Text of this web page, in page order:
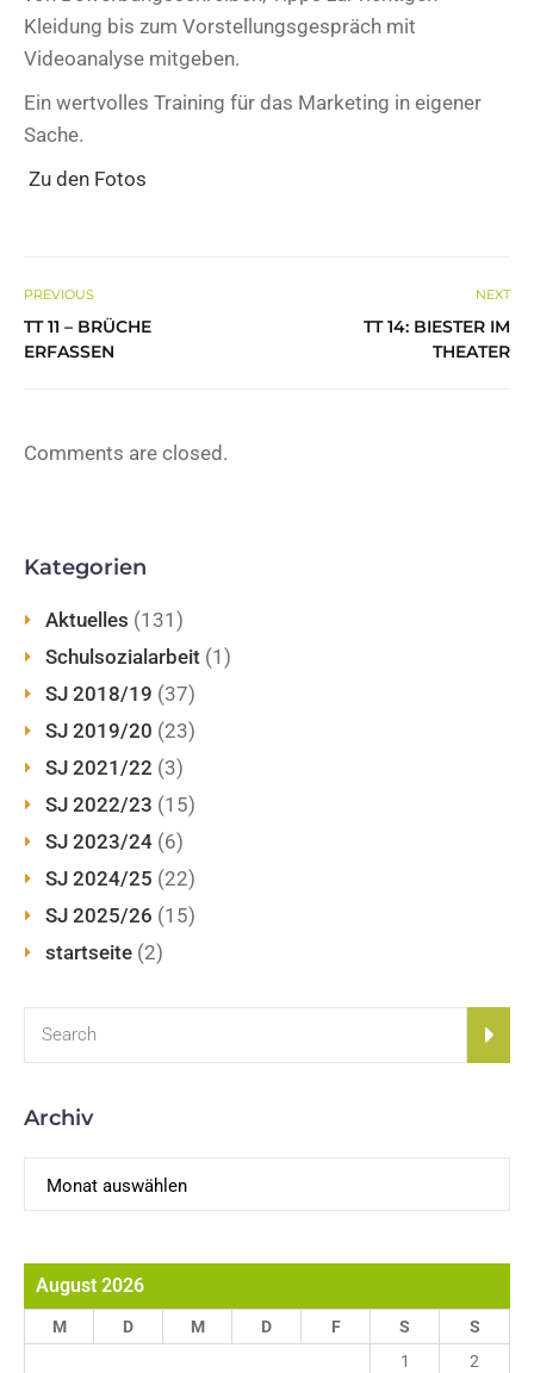
Kleidung bis zum Vorstellungsgespräch mit
Videoanalyse mitgeben.
Ein wertvolles Training für das Marketing in eigener
Sache.
Zu den Fotos
PREVIOUS
TT 11 – BRÜCHE
ERFASSEN
NEXT
TT 14: BIESTER IM
THEATER
Comments are closed.
Kategorien
Aktuelles (131)
Schulsozialarbeit (1)
SJ 2018/19 (37)
SJ 2019/20 (23)
SJ 2021/22 (3)
SJ 2022/23 (15)
SJ 2023/24 (6)
SJ 2024/25 (22)
SJ 2025/26 (15)
startseite (2)
Archiv
August 2026
M D M D F S
S
1
2